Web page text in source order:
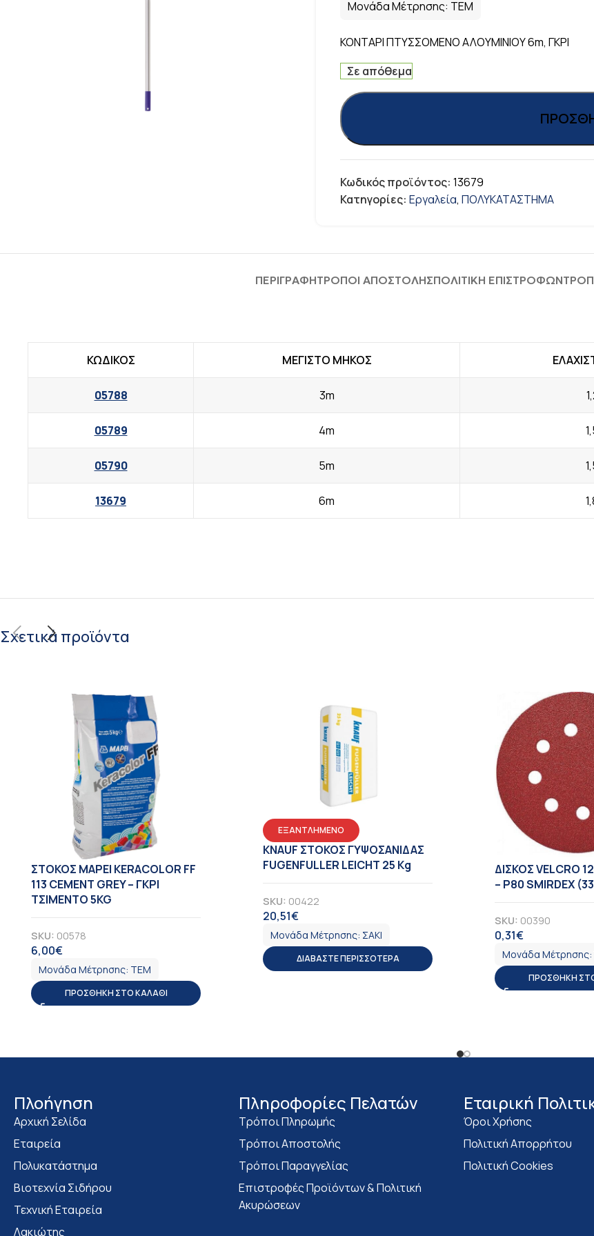
Μονάδα Μέτρησης: ΤΕΜ
ΚΟΝΤΑΡΙ ΠΤΥΣΣΟΜΕΝΟ ΑΛΟΥΜΙΝΙΟΥ 6m, ΓΚΡΙ
Σε απόθεμα
Κωδικός προϊόντος: 13679
Κατηγορίες: Εργαλεία, ΠΟΛΥΚΑΤΑΣΤΗΜΑ
ΠΕΡΙΓΡΑΦΉΤΡΟΠΟΙ ΑΠΟΣΤΟΛΗΣΠΟΛΙΤΙΚΗ ΕΠΙΣΤΡΟΦΩΝ
ΚΩΔΙΚΟΣ ΜΕΓΙΣΤΟ ΜΗΚΟΣ
05788 3m
05789 4m
05790 5m
13679 6m
Σχετικά προϊόντα
ΣΤΟΚΟΣ MAPEI KERACOLOR FF
113 CEMENT GREY – ΓΚΡΙ
ΤΣΙΜΕΝΤΟ 5KG
SKU: 00578
6,00€
Μονάδα Μέτρησης: ΤΕΜ
ΠΡΟΣΘΉΚΗ ΣΤΟ ΚΑΛΆΘΙ
ΕΞΑΝΤΛΗΜΕΝΟ
KNAUF ΣΤΟΚΟΣ ΓΥΨΟΣΑΝΙΔΑΣ
FUGENFULLER LEICHT 25 Kg
SKU: 00422
20,51€
Μονάδα Μέτρησης: ΣΑΚΙ
ΔΙΑΒΆΣΤΕ ΠΕΡΙΣΣΌΤΕΡΑ
ΔΙΣΚΟΣ VELCRO
– Ρ80 SMIRDEX
SKU: 00390
0,31€
Μονάδα Μέτρησης:
ΠΡΟΣΘΉΚΗ
Πλοήγηση
Αρχική Σελίδα
Εταιρεία
Πολυκατάστημα
Bιοτεχνία Σιδήρου
Τεχνική Εταιρεία
Λακιώτης
Πληροφορίες Πελατών
Τρόποι Πληρωμής
Τρόποι Αποστολής
Τρόποι Παραγγελίας
Επιστροφές Προϊόντων & Πολιτική
Ακυρώσεων
Eταιρική
Όροι Χρήσης
Πολιτική Απορρήτου
Πολιτική Cookies